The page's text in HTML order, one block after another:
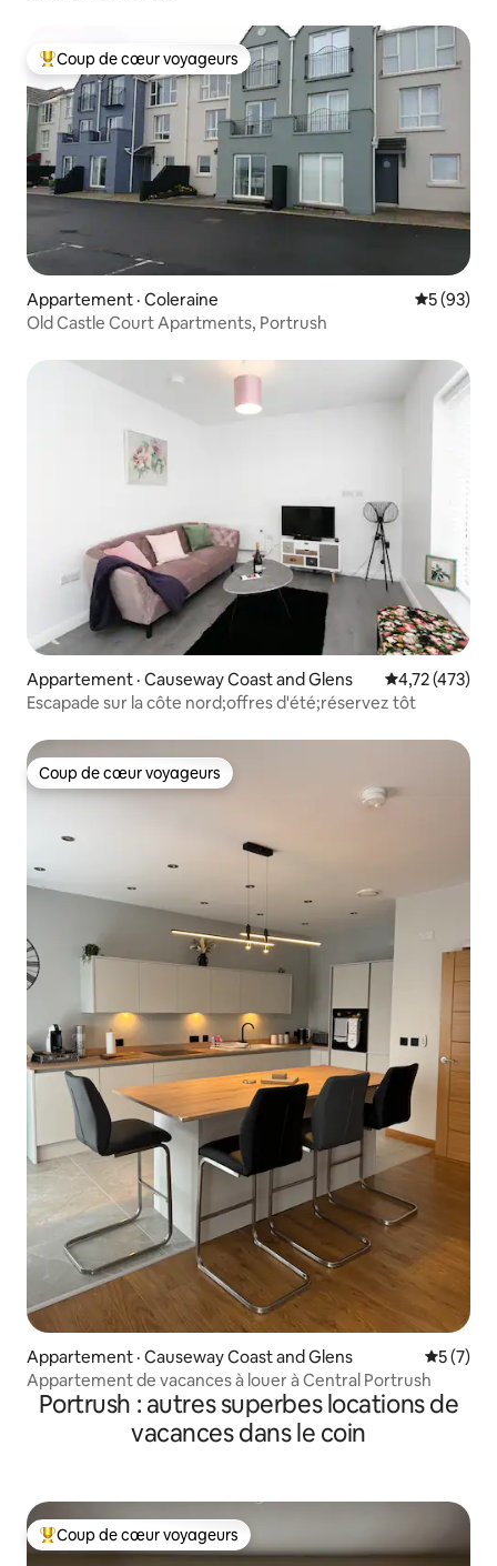
Coup de cœur voyageurs parmi les plus aimés
Coup de cœur voyageurs
Appartement · Coleraine Note
5 (93)
Old Castle Court Apartments, Portrush
Appartement · Causeway Coast and Glens Note
4,72 (473)
Escapade sur la côte nord;offres d'été;réservez tôt
Coup de cœur voyageurs
Coup de cœur voyageurs
Appartement · Causeway Coast and Glens Note
5 (7)
Appartement de vacances à louer à Central Portrush
Portrush : autres superbes locations de
vacances dans le coin
Coup de cœur voyageurs parmi les plus aimés
Coup de cœur voyageurs